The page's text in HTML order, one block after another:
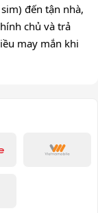
đến tận nhà,
chủ và trả
may mắn khi